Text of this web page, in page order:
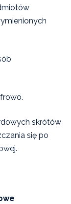
skrótów
się po